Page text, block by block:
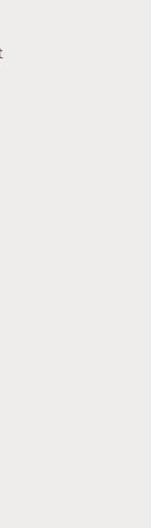
huette.at/